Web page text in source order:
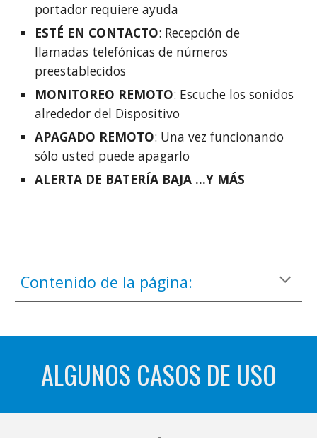
portador requiere ayuda
ESTÉ EN CONTACTO: Recepción de
llamadas telefónicas de números
preestablecidos
MONITOREO REMOTO: Escuche los sonidos
alrededor del Dispositivo
APAGADO REMOTO: Una vez funcionando
sólo usted puede apagarlo
ALERTA DE BATERÍA BAJA ...Y MÁS
Contenido de la página:
ALGUNOS CASOS DE USO